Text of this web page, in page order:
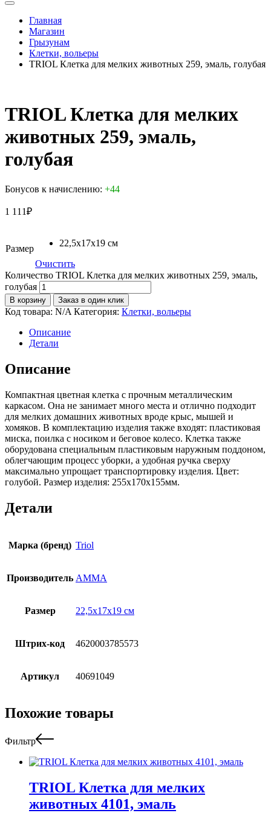
Главная
Магазин
Грызунам
Клетки, вольеры
TRIOL Клетка для мелких животных 259, эмаль, голубая
TRIOL Клетка для мелких
животных 259, эмаль,
голубая
Бонусов к начислению: +44
1 111₽
Размер
22,5х17х19 см
Очистить
Количество TRIOL Клетка для мелких животных 259, эмаль,
голубая
В корзину Заказ в один клик
Код товара: N/A Категория: Клетки, вольеры
Описание
Детали
Описание
Компактная цветная клетка с прочным металлическим
каркасом. Она не занимает много места и отлично подходит
для мелких домашних животных вроде крыс, мышей и
хомяков. В комплектацию изделия также входят: пластиковая
миска, поилка с носиком и беговое колесо. Клетка также
оборудована специальным пластиковым наружным поддоном,
облегчающим процесс уборки, а удобная ручка сверху
максимально упрощает транспортировку изделия. Цвет:
голубой. Размер изделия: 255х170х155мм.
Детали
Марка (бренд) Triol
Производитель АММА
Размер 22,5х17х19 см
Штрих-код 4620003785573
Артикул 40691049
Похожие товары
Фильтр
TRIOL Клетка для мелких
животных 4101, эмаль